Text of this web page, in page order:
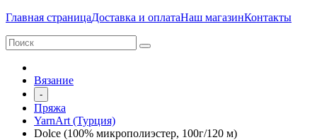
Главная страницаДоставка и оплатаНаш магазинКонтакты
Вязание
-
Пряжа
YarnArt (Турция)
Dolce (100% микрополиэстер, 100г/120 м)